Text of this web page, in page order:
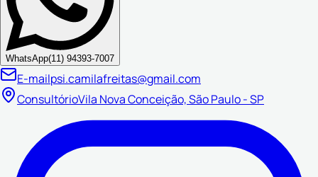
WhatsApp(11) 94393-7007
E-mailpsi.camilafreitas@gmail.com
ConsultórioVila Nova Conceição, São Paulo - SP